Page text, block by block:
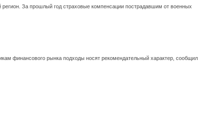
За прошлый год страховые компенсации пострадавшим от военных
финансового рынка подходы носят рекомендательный характер, сообщил